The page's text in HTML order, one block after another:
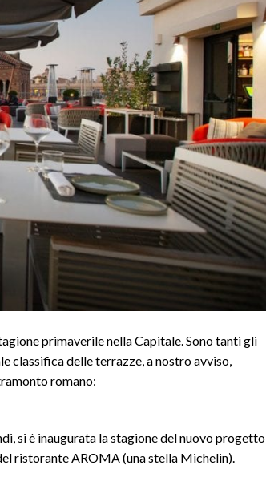
primaverile nella Capitale. Sono tanti gli
classifica delle terrazze, a nostro avviso,
romano:
si è inaugurata la stagione del nuovo progetto
ristorante AROMA (una stella Michelin).